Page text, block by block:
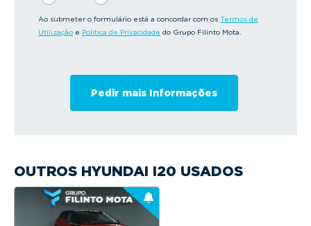
Ao submeter o formulário está a concordar com os Termos de
Utilização e Política de Privacidade do Grupo Filinto Mota.
OUTROS HYUNDAI I20 USADOS